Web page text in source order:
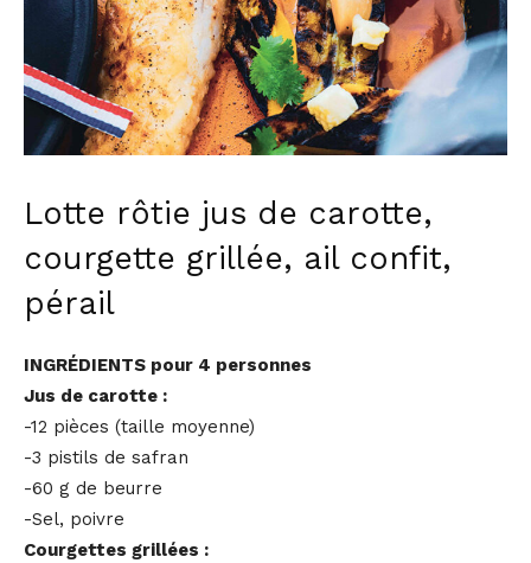
Lotte rôtie jus de carotte,
courgette grillée, ail confit,
pérail
INGRÉDIENTS pour 4 personnes
Jus de carotte :
-12 pièces (taille moyenne)
-3 pistils de safran
-60 g de beurre
-Sel, poivre
Courgettes grillées :